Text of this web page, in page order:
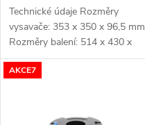
u
k
t
u
k
Technické údaje Rozměry
vysavače: 353 x 350 x 96,5 mm
Rozměry balení: 514 x 430 x
153 mm Hmotnost: 3,6 kg
Vestavěná baterie: 5200 mAh
AKCE7